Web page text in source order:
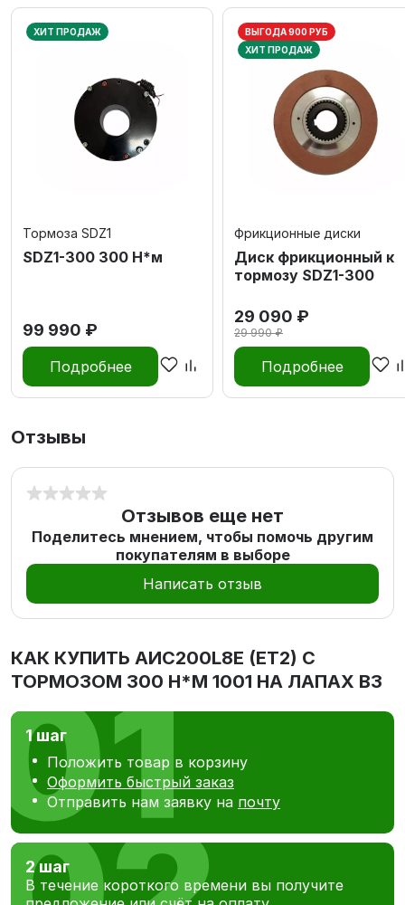
ХИТ ПРОДАЖ
Тормоза SDZ1
SDZ1-300 300 Н*м
99 990 ₽
Подробнее
ВЫГОДА 900 РУБ
ХИТ ПРОДАЖ
Фрикционные диски
Диск фрикционный к
тормозу SDZ1-300
29 090 ₽
29 990 ₽
Подробнее
Отзывы
Отзывов еще нет
Поделитесь мнением, чтобы помочь другим
покупателям в выборе
Написать отзыв
КАК КУПИТЬ AИC200L8Е (ET2) С
ТОРМОЗОМ 300 Н*М 1001 НА ЛАПАХ В3
1 шаг
Положить товар в корзину
Оформить быстрый заказ
Отправить нам заявку на почту
2 шаг
В течение короткого времени вы получите